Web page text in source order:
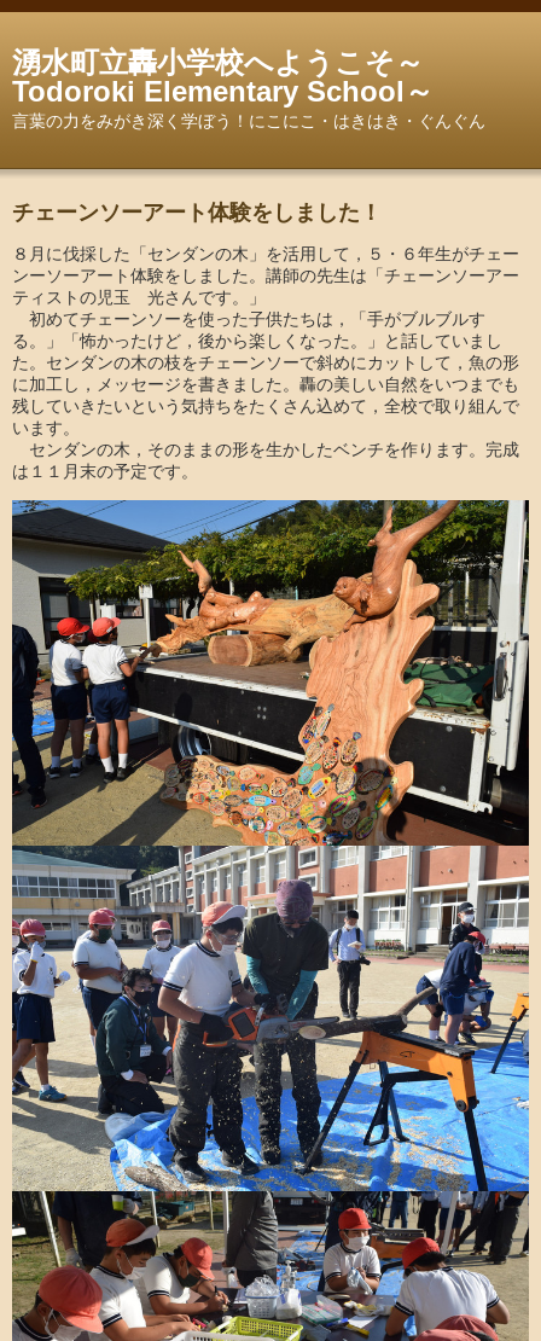
湧水町立轟小学校へようこそ～
Todoroki Elementary School～
言葉の力をみがき深く学ぼう！にこにこ・はきはき・ぐんぐん
チェーンソーアート体験をしました！
８月に伐採した「センダンの木」を活用して，５・６年生がチェー
ンーソーアート体験をしました。講師の先生は「チェーンソーアー
ティストの児玉 光さんです。」
初めてチェーンソーを使った子供たちは，「手がブルブルす
る。」「怖かったけど，後から楽しくなった。」と話していまし
た。センダンの木の枝をチェーンソーで斜めにカットして，魚の形
に加工し，メッセージを書きました。轟の美しい自然をいつまでも
残していきたいという気持ちをたくさん込めて，全校で取り組んで
います。
センダンの木，そのままの形を生かしたベンチを作ります。完成
は１１月末の予定です。